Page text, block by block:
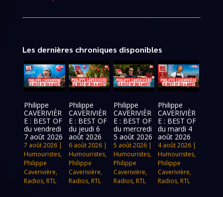
Les dernières chroniques disponibles
Philippe
CAVERIVIÈR
E : BEST OF
du vendredi
7 août 2026
7 août 2026 |
Humouristes,
Philippe
Caverivière,
Radios, RTL
Philippe
CAVERIVIÈR
E : BEST OF
du jeudi 6
août 2026
6 août 2026|
Humouristes,
Philippe
Caverivière,
Radios, RTL
Philippe
CAVERIVIÈR
E : BEST OF
du mercredi
5 août 2026
5 août 2026|
Humouristes,
Philippe
Caverivière,
Radios, RTL
Philippe
CAVERIVIÈR
E : BEST OF
du mardi 4
août 2026
4 août 2026 |
Humouristes,
Philippe
Caverivière,
Radios, RTL